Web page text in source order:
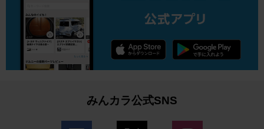
みんカラ公式SNS